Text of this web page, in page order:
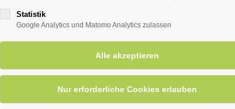
Statistik
Google Analytics und Matomo Analytics zulassen